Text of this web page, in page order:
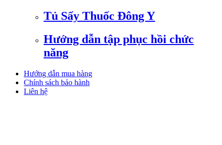
Tủ Sấy Thuốc Đông Y
Hướng dẫn tập phục hồi chức
năng
Hướng dẫn mua hàng
Chính sách bảo hành
Liên hệ